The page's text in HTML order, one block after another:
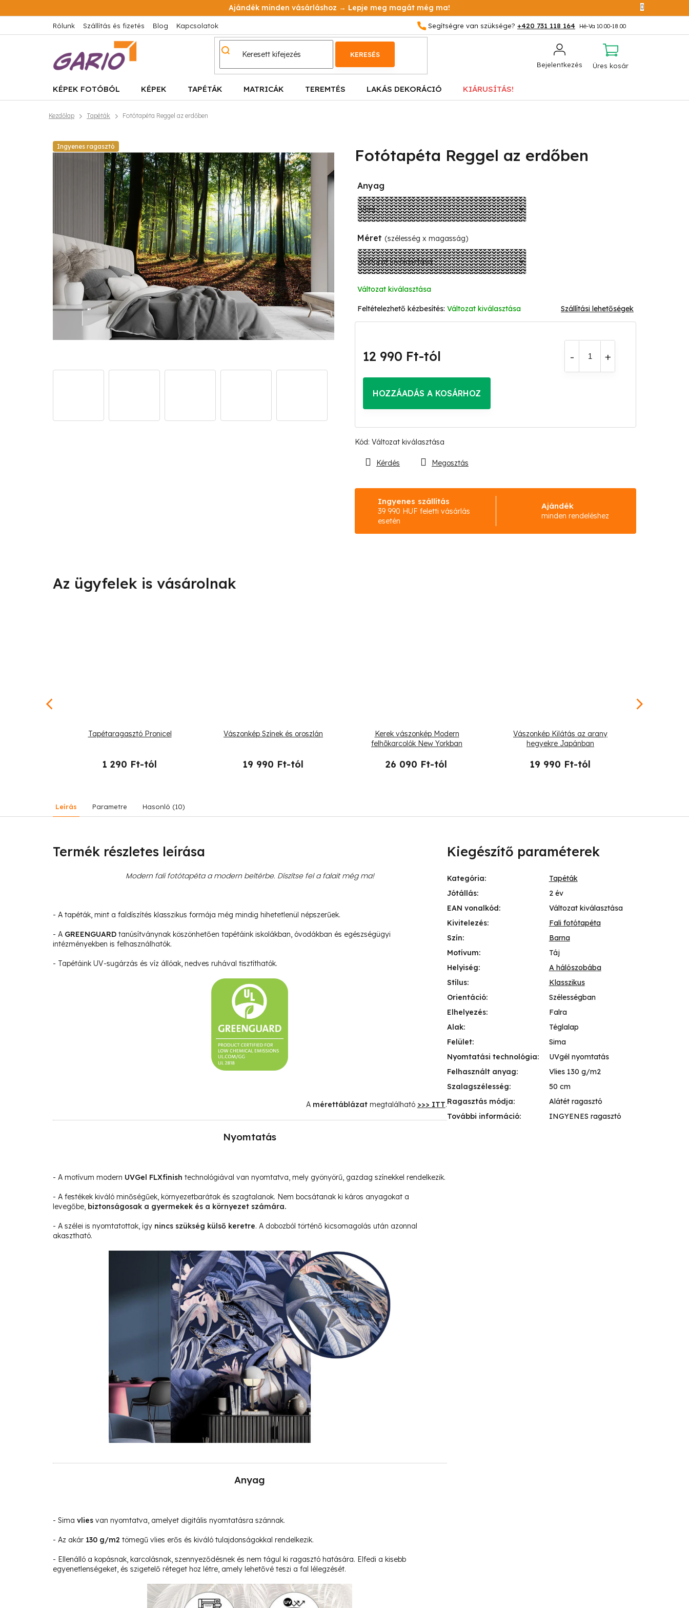
a
tartalomhoz
Ajándék minden vásárláshoz → Lepje meg magát még ma!
+420 731 118 164
Rólunk Szállítás és fizetés Blog Kapcsolatok
Bejelentkezés
KERESÉS
KOSÁR
Üres kosár
KÉPEK FOTÓBÓL KÉPEK TAPÉTÁK MATRICÁK TEREMTÉS LAKÁS DEKORÁCIÓ KIÁRUSÍTÁS!
Kezdőlap Tapéták Fotótapéta Reggel az erdőben
Ingyenes ragasztó Fotótapéta Reggel az erdőben
Kód: Változat kiválasztása
Anyag
Méret (szélesség x magasság)
Változat kiválasztása
Változat kiválasztása Szállítási lehetőségek
12 990 Ft-tól
HOZZÁADÁS A KOSÁRHOZ
Ingyenes szállítás
39 990 HUF feletti vásárlás
esetén
Ajándék
minden rendeléshez
Kérdés Megosztás
Tapétaragasztó Pronicel
1 290 Ft-tól
Vászonkép Színek és oroszlán
19 990 Ft-tól
Kerek vászonkép Modern
felhõkarcolók New Yorkban
26 090 Ft-tól
Vászonkép Kilátás az arany
hegyekre Japánban
19 990 Ft-tól
Leírás Parametre Hasonló (10)
Termék részletes leírása
Modern fali fotótapéta a modern beltérbe. Díszítse fel a falait még ma!
- A tapéták, mint a faldíszítés klasszikus formája még mindig hihetetlenül népszerűek.
- A GREENGUARD tanúsítványnak köszönhetően tapétáink iskolákban, óvodákban és egészségügyi
intézményekben is felhasználhatók.
- Tapétáink UV-sugárzás és víz állóak, nedves ruhával tisztíthatók.
A mérettáblázat megtalálható >>> ITT.
Nyomtatás
- A motívum modern UVGel FLXfinish technológiával van nyomtatva, mely gyönyörű, gazdag színekkel rendelkezik.
- A festékek kiváló minőségűek, környezetbarátak és szagtalanok. Nem bocsátanak ki káros anyagokat a
levegőbe, biztonságosak a gyermekek és a környezet számára.
- A szélei is nyomtatottak, így nincs szükség külső keretre. A dobozból történő kicsomagolás után azonnal
akasztható.
Anyag
- Sima vlies van nyomtatva, amelyet digitális nyomtatásra szánnak.
- Az akár 130 g/m2 tömegű vlies erős és kiváló tulajdonságokkal rendelkezik.
- Ellenálló a kopásnak, karcolásnak, szennyeződésnek és nem tágul ki ragasztó hatására. Elfedi a kisebb
egyenetlenségeket, és szigetelő réteget hoz létre, amely lehetővé teszi a fal lélegzését.
Kiegészítő paraméterek
Kategória:
Tapéták
Jótállás:
2 év
EAN vonalkód:
Változat kiválasztása
Kivitelezés:
Fali fotótapéta
Szín:
Barna
Motívum:
Táj
Helyiség:
A hálószobába
Stílus:
Klasszikus
Orientáció:
Szélességban
Elhelyezés:
Falra
Alak:
Téglalap
Felület:
Sima
Nyomtatási technológia:
UVgél nyomtatás
Felhasznált anyag:
Vlies 130 g/m2
Szalagszélesség:
50 cm
Ragasztás módja:
Alátét ragasztó
További információ: INGYENES ragasztó